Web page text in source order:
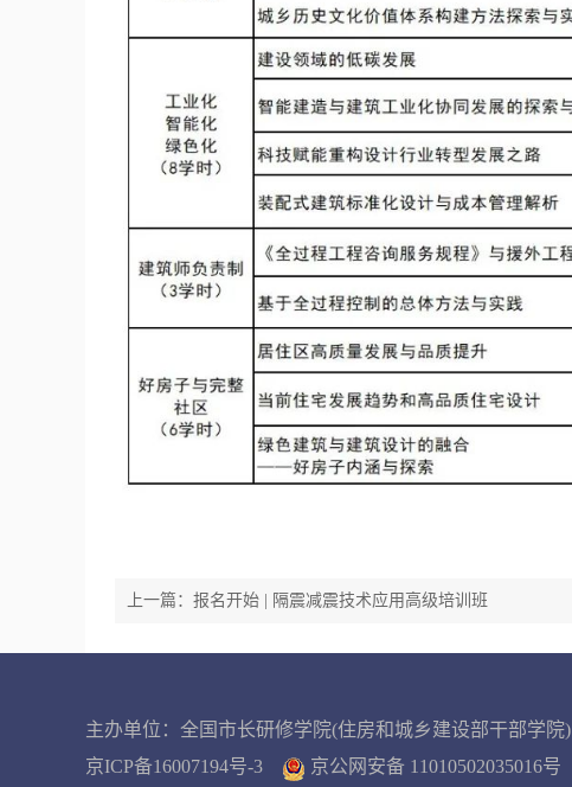
上一篇：报名开始 | 隔震减震技术应用高级培训班
主办单位：全国市长研修学院(住房和城乡建设部干部学院)
京ICP备16007194号-3
京公网安备 11010502035016号